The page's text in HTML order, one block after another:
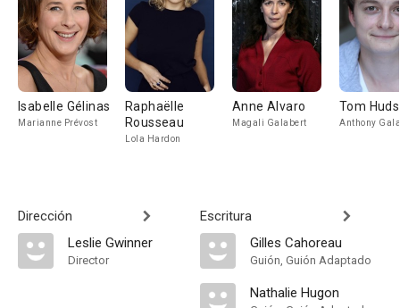
Isabelle Gélinas
Marianne Prévost
Raphaëlle
Rousseau
Lola Hardon
Anne Alvaro
Magali Galabert
Tom
Anthony
Dirección
Leslie Gwinner
Director
Escritura
Gilles Cahoreau
Guión, Guión Adaptado
Nathalie Hugon